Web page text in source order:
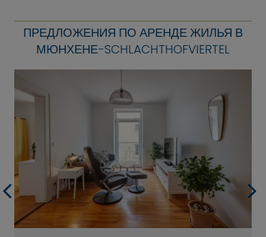
ПРЕДЛОЖЕНИЯ ПО АРЕНДЕ ЖИЛЬЯ В
МЮНХЕНЕ-SCHLACHTHOFVIERTEL